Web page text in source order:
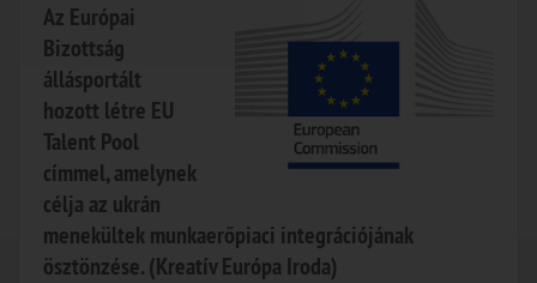
Az Európai
Bizottság
állásportált
hozott létre EU
Talent Pool
címmel, amelynek
célja az ukrán
menekültek munkaerőpiaci integrációjának
ösztönzése. (Kreatív Európa Iroda)